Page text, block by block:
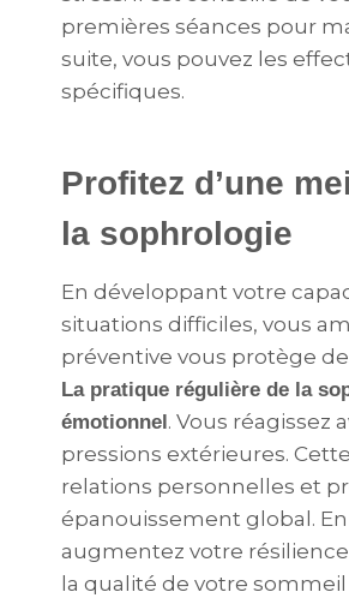
premières séances pour
suite, vous pouvez les
spécifiques.
Profitez d’une
la sophrologie
En développant votre
situations difficiles, vous
préventive vous protège
La pratique régulière de la
émotionnel . Vous réagissez
pressions extérieures.
relations personnelles et
épanouissement global.
augmentez votre
la qualité de votre